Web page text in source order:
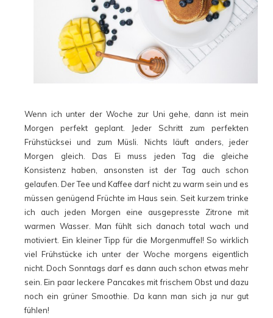
Wenn ich unter der Woche zur Uni gehe, dann ist mein
Morgen perfekt geplant. Jeder Schritt zum perfekten
Frühstücksei und zum Müsli. Nichts läuft anders, jeder
Morgen gleich. Das Ei muss jeden Tag die gleiche
Konsistenz haben, ansonsten ist der Tag auch schon
gelaufen. Der Tee und Kaffee darf nicht zu warm sein und es
müssen genügend Früchte im Haus sein. Seit kurzem trinke
ich auch jeden Morgen eine ausgepresste Zitrone mit
warmen Wasser. Man fühlt sich danach total wach und
motiviert. Ein kleiner Tipp für die Morgenmuffel! So wirklich
viel Frühstücke ich unter der Woche morgens eigentlich
nicht. Doch Sonntags darf es dann auch schon etwas mehr
sein. Ein paar leckere Pancakes mit frischem Obst und dazu
noch ein grüner Smoothie. Da kann man sich ja nur gut
fühlen!